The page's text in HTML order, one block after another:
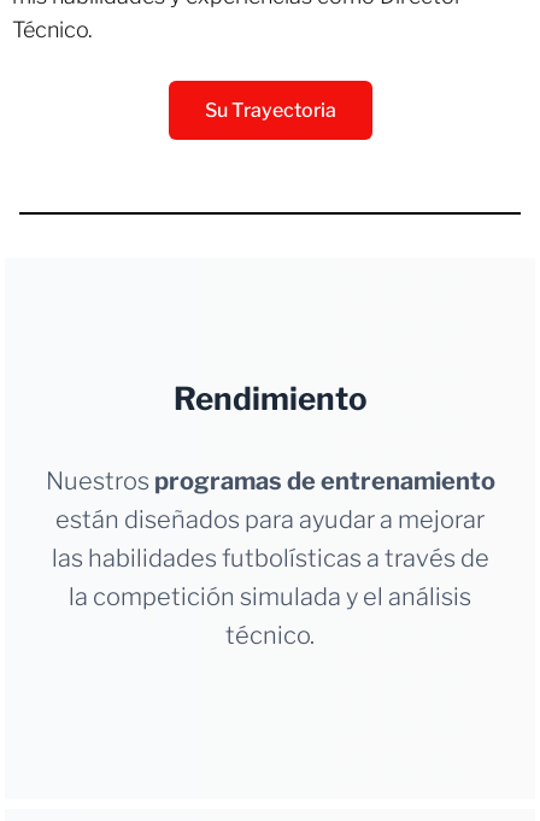
Técnico.
Su Trayectoria
Rendimiento
Nuestros programas de entrenamiento
están diseñados para ayudar a mejorar
las habilidades futbolísticas a través de
la competición simulada y el análisis
técnico.